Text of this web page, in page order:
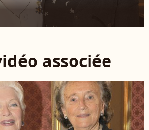
associée